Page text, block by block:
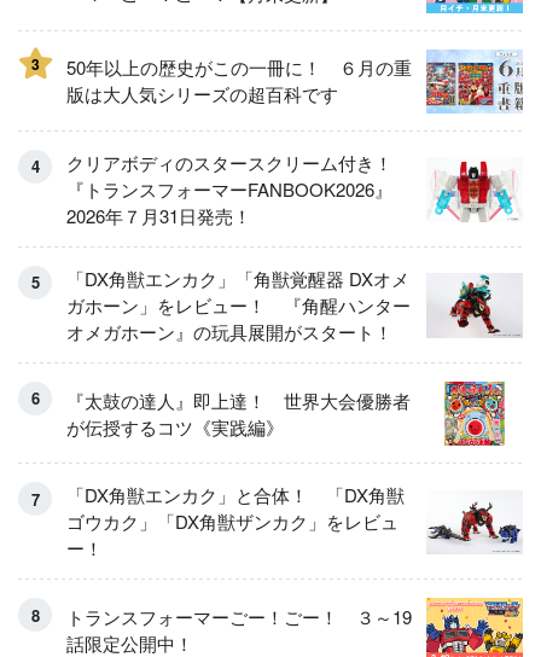
3
50年以上の歴史がこの一冊に！ ６月の重
版は大人気シリーズの超百科です
クリアボディのスタースクリーム付き！
『トランスフォーマーFANBOOK2026』
2026年７月31日発売！
「DX角獣エンカク」「角獣覚醒器 DXオメ
ガホーン」をレビュー！ 『角醒ハンター
オメガホーン』の玩具展開がスタート！
『太鼓の達人』即上達！ 世界大会優勝者
が伝授するコツ《実践編》
「DX角獣エンカク」と合体！ 「DX角獣
ゴウカク」「DX角獣ザンカク」をレビュ
ー！
トランスフォーマーごー！ごー！ ３～19
話限定公開中！